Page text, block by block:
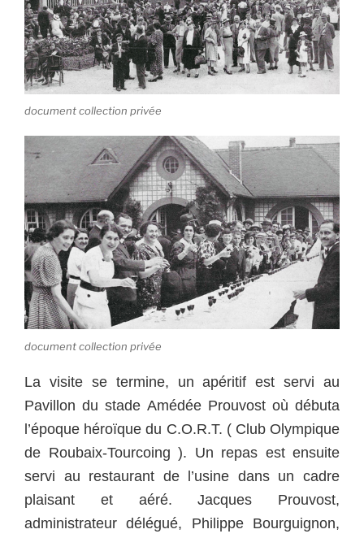
document collection privée
document collection privée
La visite se termine, un apéritif est servi au
Pavillon du stade Amédée Prouvost où débuta
l’époque héroïque du C.O.R.T. ( Club Olympique
de Roubaix-Tourcoing ). Un repas est ensuite
servi au restaurant de l’usine dans un cadre
plaisant et aéré. Jacques Prouvost,
administrateur délégué, Philippe Bourguignon,